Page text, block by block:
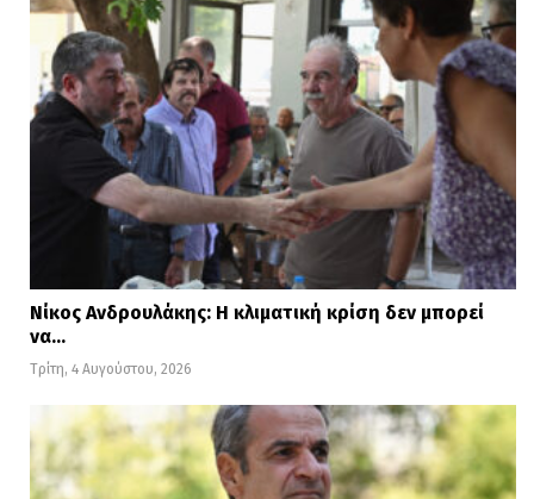
Νίκος Ανδρουλάκης: Η κλιματική κρίση δεν μπορεί
να…
Τρίτη, 4 Αυγούστου, 2026